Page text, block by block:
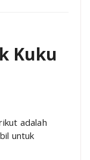
Kuku
adalah
untuk